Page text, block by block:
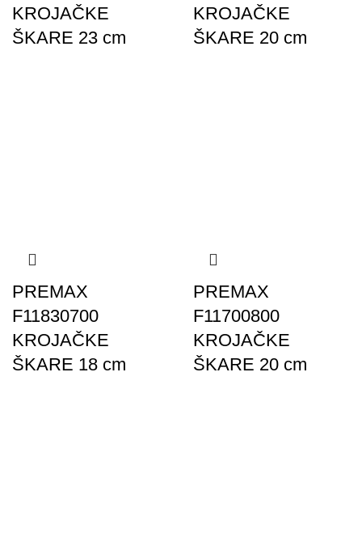
KROJAČKE
ŠKARE 23 cm
KROJAČKE
ŠKARE 20 cm
PREMAX
F11830700
KROJAČKE
ŠKARE 18 cm
PREMAX
F11700800
KROJAČKE
ŠKARE 20 cm